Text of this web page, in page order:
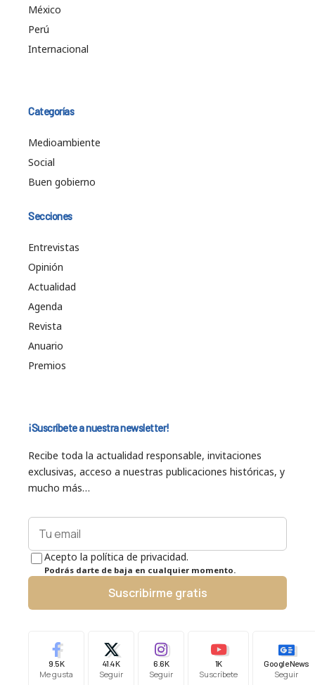
México
Perú
Internacional
Categorías
Medioambiente
Social
Buen gobierno
Secciones
Entrevistas
Opinión
Actualidad
Agenda
Revista
Anuario
Premios
¡Suscríbete a nuestra newsletter!
Recibe toda la actualidad responsable, invitaciones
exclusivas, acceso a nuestras publicaciones históricas, y
mucho más…
Acepto la política de privacidad.
Podrás darte de baja en cualquier momento.
Suscribirme gratis
9.5K
Me gusta
41.4K
Seguir
6.6K
Seguir
1K
Suscríbete
Google News
Seguir